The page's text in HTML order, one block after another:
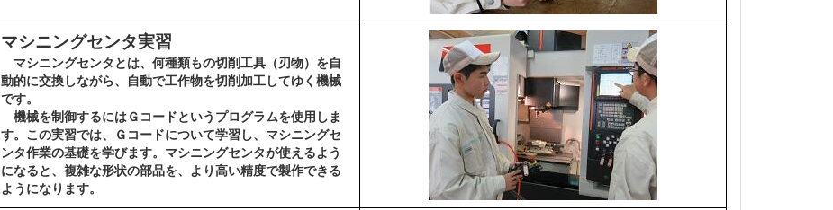
マシニングセンタ実習
マシニングセンタとは、何種類もの切削工具（刃物）を自
動的に交換しながら、自動で工作物を切削加工してゆく機械
です。
機械を制御するにはＧコードというプログラムを使用しま
す。この実習では、Ｇコードについて学習し、マシニングセ
ンタ作業の基礎を学びます。マシニングセンタが使えるよう
になると、複雑な形状の部品を、より高い精度で製作できる
ようになります。